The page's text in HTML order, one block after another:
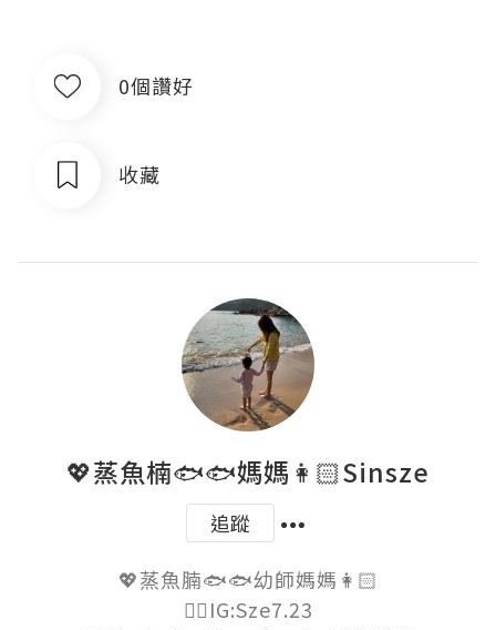
0個讚好
收藏
💖蒸魚楠🐟🐟媽媽👩🏻Sinsze
追蹤
💖蒸魚腩🐟🐟幼師媽媽👩🏻
👉🏻IG:Sze7.23